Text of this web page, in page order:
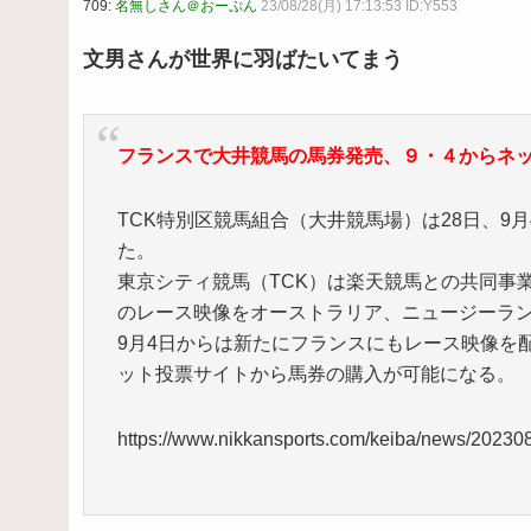
709: 名無しさん＠おーぷん 23/08/28(月) 17:13:53 ID:Y553
文男さんが世界に羽ばたいてまう
フランスで大井競馬の馬券発売、９・４から
TCK特別区競馬組合（大井競馬場）は28日、9
た。
東京シティ競馬（TCK）は楽天競馬との共同事
のレース映像をオーストラリア、ニュージーラ
9月4日からは新たにフランスにもレース映像を
ット投票サイトから馬券の購入が可能になる。
https://www.nikkansports.com/keiba/news/